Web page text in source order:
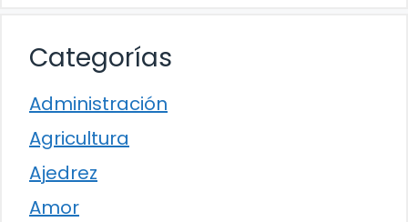
Categorías
Administración
Agricultura
Ajedrez
Amor